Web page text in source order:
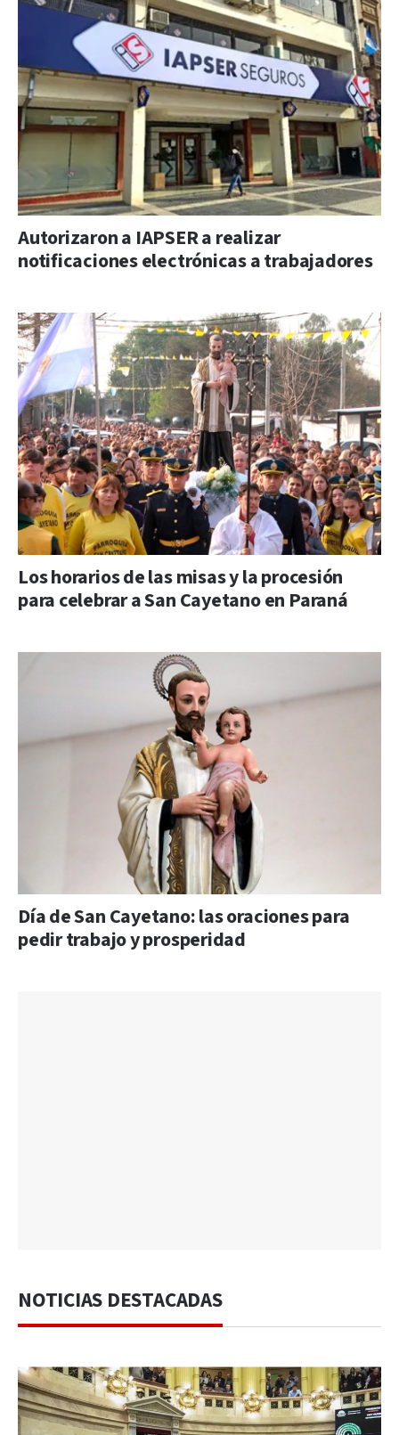
Autorizaron a IAPSER a realizar
notificaciones electrónicas a trabajadores
Los horarios de las misas y la procesión
para celebrar a San Cayetano en Paraná
Día de San Cayetano: las oraciones para
pedir trabajo y prosperidad
NOTICIAS DESTACADAS